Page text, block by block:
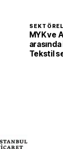
SEKTÖREL
MYK ve
Tekstil